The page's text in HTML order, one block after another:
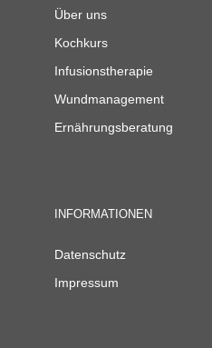
Über uns
Kochkurs
Infusionstherapie
Wundmanagement
Ernährungsberatung
INFORMATIONEN
Datenschutz
Impressum